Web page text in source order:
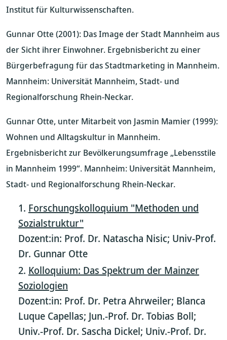
Institut für Kulturwissenschaften.
Gunnar Otte (2001): Das Image der Stadt Mannheim aus
der Sicht ihrer Einwohner. Ergebnisbericht zu einer
Bürgerbefragung für das Stadtmarketing in Mannheim.
Mannheim: Universität Mannheim, Stadt- und
Regionalforschung Rhein-Neckar.
Gunnar Otte, unter Mitarbeit von Jasmin Mamier (1999):
Wohnen und Alltagskultur in Mannheim.
Ergebnisbericht zur Bevölkerungsumfrage „Lebensstile
in Mannheim 1999“. Mannheim: Universität Mannheim,
Stadt- und Regionalforschung Rhein-Neckar.
Forschungskolloquium "Methoden und
Sozialstruktur"
Dozent:in: Prof. Dr. Natascha Nisic; Univ-Prof.
Dr. Gunnar Otte
Kolloquium: Das Spektrum der Mainzer
Soziologien
Dozent:in: Prof. Dr. Petra Ahrweiler; Blanca
Luque Capellas; Jun.-Prof. Dr. Tobias Boll;
Univ.-Prof. Dr. Sascha Dickel; Univ.-Prof. Dr.